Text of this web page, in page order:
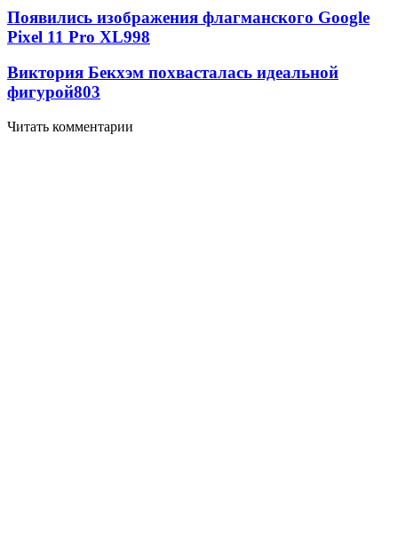
Появились изображения флагманского Google
Pixel 11 Pro XL998
Виктория Бекхэм похвасталась идеальной
фигурой803
Читать комментарии